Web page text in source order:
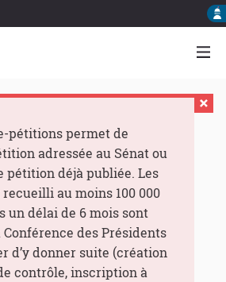
pétitions permet de
adressée au Sénat ou
pétition déjà publiée. Les
au moins 100 000
un délai de 6 mois sont
des Présidents
d’y donner suite (création
contrôle, inscription à